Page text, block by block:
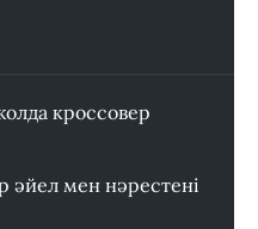
кроссовер
әйел мен нәрестені